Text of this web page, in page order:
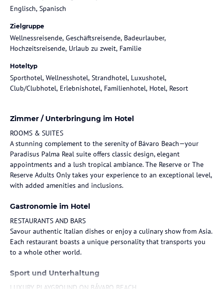
Englisch, Spanisch
Zielgruppe
Wellnessreisende, Geschäftsreisende, Badeurlauber,
Hochzeitsreisende, Urlaub zu zweit, Familie
Hoteltyp
Sporthotel, Wellnesshotel, Strandhotel, Luxushotel,
Club/Clubhotel, Erlebnishotel, Familienhotel, Hotel, Resort
Zimmer / Unterbringung im Hotel
ROOMS & SUITES
A stunning complement to the serenity of Bávaro Beach—your
Paradisus Palma Real suite offers classic design, elegant
appointments and a lush tropical ambiance. The Reserve or The
Reserve Adults Only takes your experience to an exceptional level,
with added amenities and inclusions.
Gastronomie im Hotel
RESTAURANTS AND BARS
Savour authentic Italian dishes or enjoy a culinary show from Asia.
Each restaurant boasts a unique personality that transports you
to a whole other world.
Sport und Unterhaltung